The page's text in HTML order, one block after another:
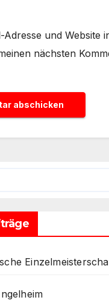
Adresse und Website
nächsten